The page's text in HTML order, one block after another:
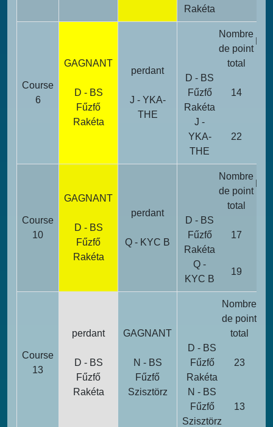
Rakéta
Course
6
GAGNANT
D - BS
Fűzfő
Rakéta
perdant
J - YKA-
THE
Nombre
de point
total
D - BS
Fűzfő
Rakéta
14
J -
YKA-
THE
22
Course
10
GAGNANT
D - BS
Fűzfő
Rakéta
perdant
Q - KYC B
Nombre
de point
total
D - BS
Fűzfő
Rakéta
17
Q -
KYC B
19
Course
13
perdant
D - BS
Fűzfő
Rakéta
GAGNANT
N - BS
Fűzfő
Szisztörz
Nombre
de point
total
D - BS
Fűzfő
Rakéta
23
N - BS
Fűzfő
Szisztörz
13